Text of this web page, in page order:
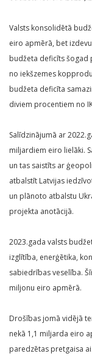
Valsts konsolidētā
eiro apmērā, bet
budžeta deficīts šogad
no iekšzemes
budžeta deficīta
diviem procentiem no
Salīdzinājumā ar
miljardiem eiro lielāki.
un tas saistīts ar
atbalstīt Latvijas
un plānoto atbalstu
projekta anotācijā.
2023.gada valsts
izglītība, enerģētika,
sabiedrības veselība.
miljonu eiro apmērā.
Drošības jomā vidējā
nekā 1,1 miljarda eiro
paredzētas pretgaisa